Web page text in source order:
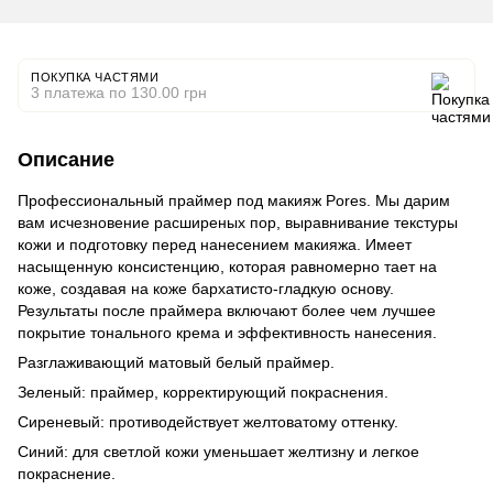
ПОКУПКА ЧАСТЯМИ
3 платежа по 130.00 грн
Описание
Профессиональный праймер под макияж Pores. Мы дарим
вам исчезновение расширеных пор, выравнивание текстуры
кожи и подготовку перед нанесением макияжа. Имеет
насыщенную консистенцию, которая равномерно тает на
коже, создавая на коже бархатисто-гладкую основу.
Результаты после праймера включают более чем лучшее
покрытие тонального крема и эффективность нанесения.
Разглаживающий матовый белый праймер.
Зеленый: праймер, корректирующий покраснения.
Сиреневый: противодействует желтоватому оттенку.
Синий: для светлой кожи уменьшает желтизну и легкое
покраснение.